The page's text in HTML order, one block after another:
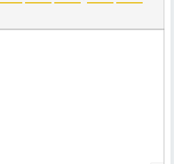
ВЫРАВНИВАНИЕ
НУМЕРОВАННЫЙ СПИСОК
МАРКИРОВАННЫЙ
ВСТАВИТЬ
ТЕКСТА
СПОЙЛЕРА